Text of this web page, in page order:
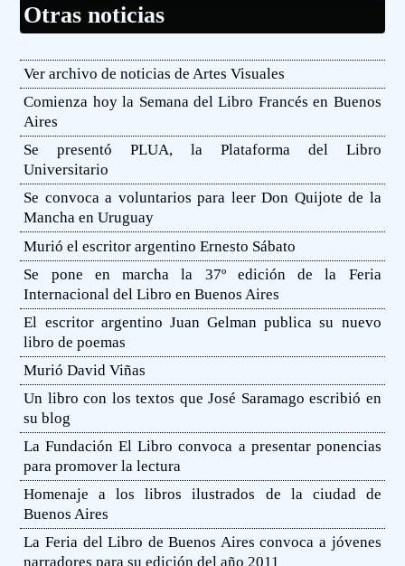
Otras noticias
Ver archivo de noticias de Artes Visuales
Comienza hoy la Semana del Libro Francés en Buenos
Aires
Se presentó PLUA, la Plataforma del Libro
Universitario
Se convoca a voluntarios para leer Don Quijote de la
Mancha en Uruguay
Murió el escritor argentino Ernesto Sábato
Se pone en marcha la 37º edición de la Feria
Internacional del Libro en Buenos Aires
El escritor argentino Juan Gelman publica su nuevo
libro de poemas
Murió David Viñas
Un libro con los textos que José Saramago escribió en
su blog
La Fundación El Libro convoca a presentar ponencias
para promover la lectura
Homenaje a los libros ilustrados de la ciudad de
Buenos Aires
La Feria del Libro de Buenos Aires convoca a jóvenes
narradores para su edición del año 2011